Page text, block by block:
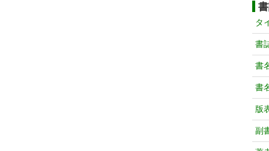
タ
書
書
書
版
副